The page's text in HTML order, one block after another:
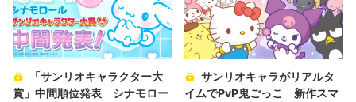
「サンリオキャラクター大
賞」中間順位発表 シナモロー
サンリオキャラがリアルタ
イムでPvP鬼ごっこ 新作スマ